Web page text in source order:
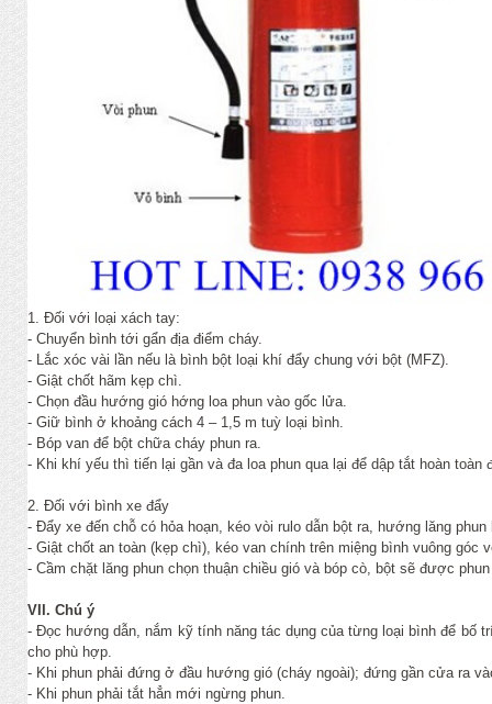
1. Đối với loại xách tay:
- Chuyển bình tới gẩn địa điểm cháy.
- Lắc xóc vài lần nếu là bình bột loại khí đẩy chung với bột (MFZ).
- Giật chốt hãm kẹp chì.
- Chọn đầu hướng gió hớng loa phun vào gốc lửa.
- Giữ bình ở khoảng cách 4 – 1,5 m tuỳ loại bình.
- Bóp van để bột chữa cháy phun ra.
- Khi khí yếu thì tiến lại gần và đa loa phun qua lại để dập tắt hoàn toàn
2. Đối với bình xe đẩy
- Đẩy xe đến chỗ có hỏa hoạn, kéo vòi rulo dẫn bột ra, hướng lăng
- Giật chốt an toàn (kẹp chì), kéo van chính trên miệng bình vuông góc
- Cầm chặt lăng phun chọn thuận chiều gió và bóp cò, bột sẽ được
VII. Chú ý
- Đọc hướng dẫn, nắm kỹ tính năng tác dụng của từng loại bình để bố
cho phù hợp.
- Khi phun phải đứng ở đầu hướng gió (cháy ngoài); đứng gần cửa ra
- Khi phun phải tắt hẳn mới ngừng phun.